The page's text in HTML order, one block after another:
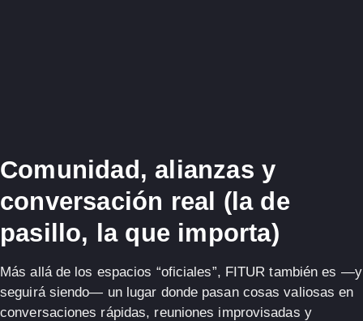
Comunidad, alianzas y
conversación real (la de
pasillo, la que importa)
Más allá de los espacios “oficiales”, FITUR también es —y
seguirá siendo— un lugar donde pasan cosas valiosas en
conversaciones rápidas, reuniones improvisadas y